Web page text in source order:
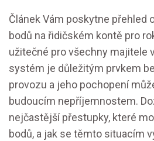
Článek Vám poskytne přehled
bodů na řidičském kontě pro
užitečné pro všechny majitele
systém je důležitým prvkem
provozu a jeho pochopení
budoucím nepříjemnostem.
nejčastější přestupky, které
bodů, a jak se těmto situacím